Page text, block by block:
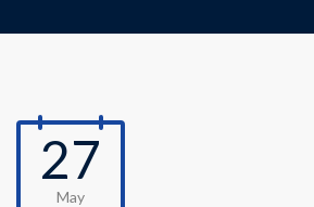
27
May